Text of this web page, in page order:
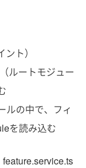
ト）
ルートモジュー
ルの中で、フィ
を読み込む